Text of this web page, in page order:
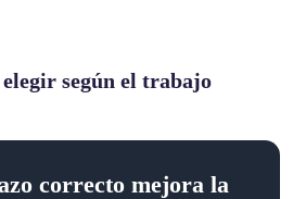
según el trabajo
correcto mejora la